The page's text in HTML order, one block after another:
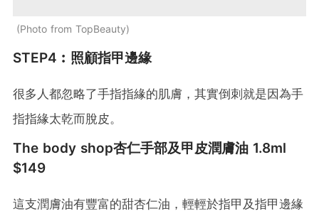
Photo from TopBeauty
STEP4︰照顧指甲邊緣
很多人都忽略了手指指緣的肌膚，其實倒刺就是因為手
指指緣太乾而脫皮。
The body shop杏仁手部及甲皮潤膚油 1.8ml
$149
這支潤膚油有豐富的甜杏仁油，輕輕於指甲及指甲邊緣